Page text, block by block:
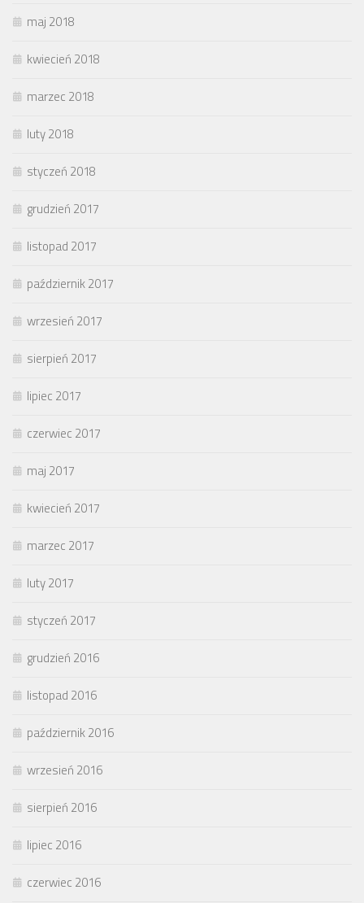
maj 2018
kwiecień 2018
marzec 2018
luty 2018
styczeń 2018
grudzień 2017
listopad 2017
październik 2017
wrzesień 2017
sierpień 2017
lipiec 2017
czerwiec 2017
maj 2017
kwiecień 2017
marzec 2017
luty 2017
styczeń 2017
grudzień 2016
listopad 2016
październik 2016
wrzesień 2016
sierpień 2016
lipiec 2016
czerwiec 2016